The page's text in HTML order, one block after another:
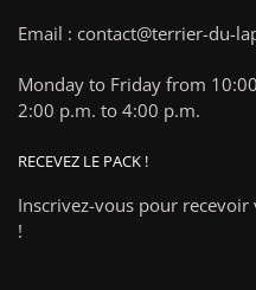
Email : contact@terrier-du-
Monday to Friday from
2:00 p.m. to 4:00 p.m.
RECEVEZ LE PACK !
Inscrivez-vous pour
!